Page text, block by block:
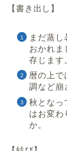
【書き出し】
まだ蒸
おかれま
存じます
暦の上で
調など崩
秋となっ
はお変わ
か。